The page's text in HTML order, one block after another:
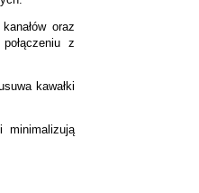
oraz
z
kawałki
minimalizują